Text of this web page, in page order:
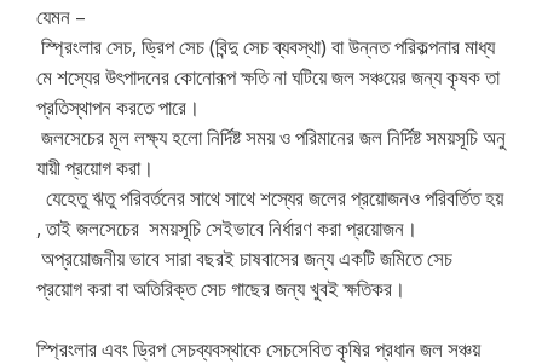
যেমন –
স্প্রিংলার সেচ, ড্রিপ সেচ (বিন্দু সেচ ব্যবস্থা) বা উন্নত পরিকল্পনার মাধ্য
মে শস্যের উৎপাদনের কোনোরূপ ক্ষতি না ঘটিয়ে জল সঞ্চয়ের জন্য কৃষক তা
প্রতিস্থাপন করতে পারে।
জলসেচের মূল লক্ষ্য হলো নির্দিষ্ট সময় ও পরিমানের জল নির্দিষ্ট সময়সূচি অনু
যায়ী প্রয়োগ করা।
যেহেতু ঋতু পরিবর্তনের সাথে সাথে শস্যের জলের প্রয়োজনও পরিবর্তিত হয়
, তাই জলসেচের সময়সূচি সেইভাবে নির্ধারণ করা প্রয়োজন।
অপ্রয়োজনীয় ভাবে সারা বছরই চাষবাসের জন্য একটি জমিতে সেচ
প্রয়োগ করা বা অতিরিক্ত সেচ গাছের জন্য খুবই ক্ষতিকর।
স্প্রিংলার এবং ড্রিপ সেচব্যবস্থাকে সেচসেবিত কৃষির প্রধান জল সঞ্চয়